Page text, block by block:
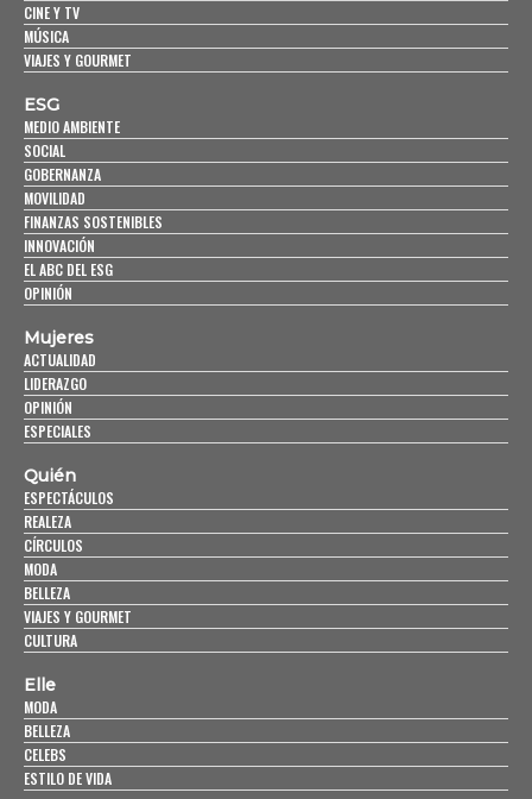
CINE Y TV
MÚSICA
VIAJES Y GOURMET
ESG
MEDIO AMBIENTE
SOCIAL
GOBERNANZA
MOVILIDAD
FINANZAS SOSTENIBLES
INNOVACIÓN
EL ABC DEL ESG
OPINIÓN
Mujeres
ACTUALIDAD
LIDERAZGO
OPINIÓN
ESPECIALES
Quién
ESPECTÁCULOS
REALEZA
CÍRCULOS
MODA
BELLEZA
VIAJES Y GOURMET
CULTURA
Elle
MODA
BELLEZA
CELEBS
ESTILO DE VIDA